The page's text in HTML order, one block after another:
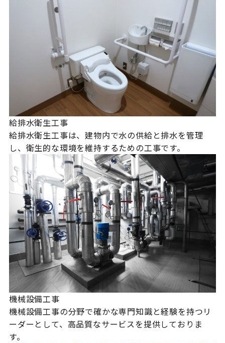
給排水衛生工事
給排水衛生工事は、建物内で水の供給と排水を管理
し、衛生的な環境を維持するための工事です。
機械設備工事
機械設備工事の分野で確かな専門知識と経験を持つリ
ーダーとして、高品質なサービスを提供しておりま
す。